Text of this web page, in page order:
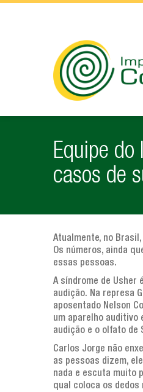
Equipe do
casos de
Atualmente, no
Os números, ainda
essas pessoas.
A síndrome de Usher
audição. Na represa
aposentado Nelson
um aparelho auditivo
audição e o olfato de
Carlos Jorge não
as pessoas dizem,
nada e escuta muito
qual coloca os dedos